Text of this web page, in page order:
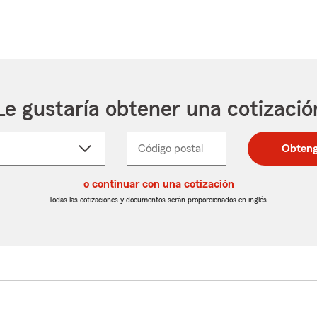
gustaría obtener una
Código postal
postal
de
postal
de
_____
o continuar con una cotización
Todas las cotizaciones y documentos serán proporcionados en inglés.